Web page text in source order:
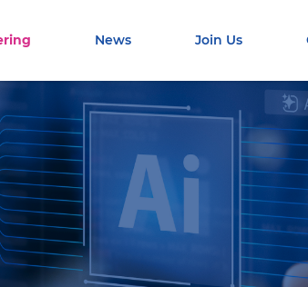
News Join Us